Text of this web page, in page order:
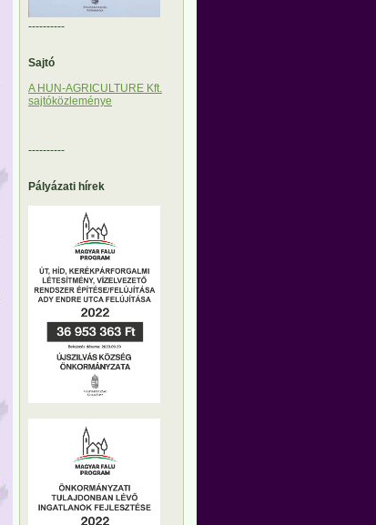
----------
Sajtó
A HUN-AGRICULTURE Kft.
sajtóközleménye
----------
Pályázati hírek